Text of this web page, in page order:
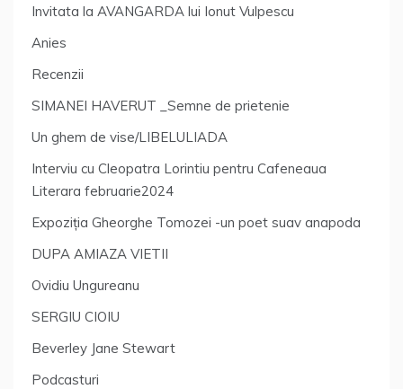
Invitata la AVANGARDA lui Ionut Vulpescu
Anies
Recenzii
SIMANEI HAVERUT _Semne de prietenie
Un ghem de vise/LIBELULIADA
Interviu cu Cleopatra Lorintiu pentru Cafeneaua
Literara februarie2024
Expoziția Gheorghe Tomozei -un poet suav anapoda
DUPA AMIAZA VIETII
Ovidiu Ungureanu
SERGIU CIOIU
Beverley Jane Stewart
Podcasturi